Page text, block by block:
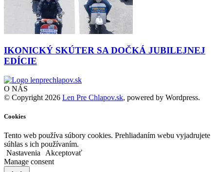
IKONICKÝ SKÚTER SA DOČKÁ JUBILEJNEJ
EDÍCIE
O NÁS
© Copyright 2026 Len Pre Chlapov.sk, powered by Wordpress.
Cookies
Tento web používa súbory cookies. Prehliadaním webu vyjadrujete
súhlas s ich používaním.
Nastavenia
Akceptovať
Manage consent